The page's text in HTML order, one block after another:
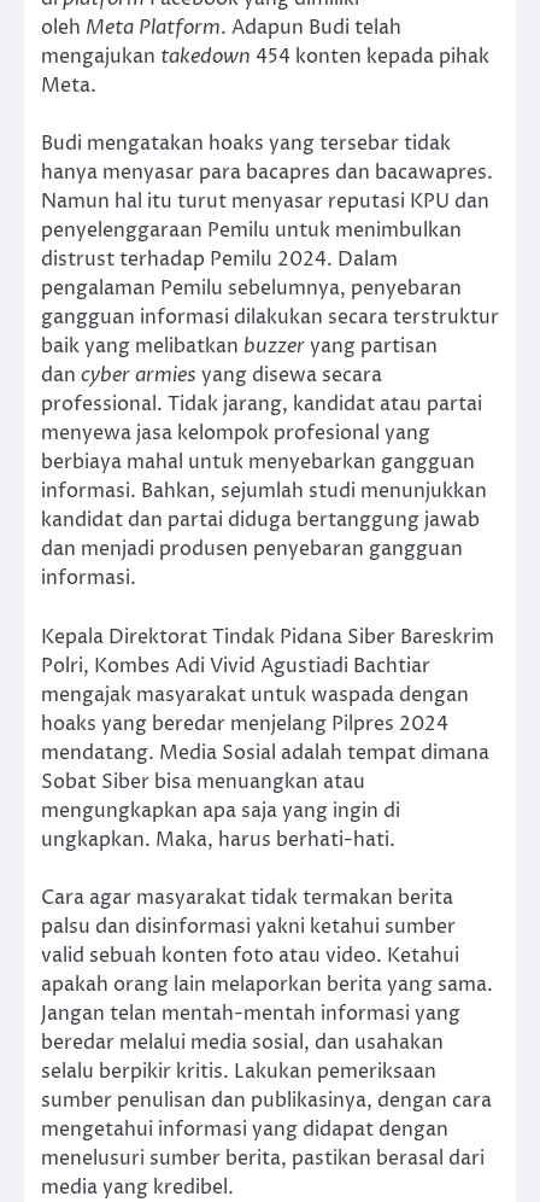
oleh Meta Platform. Adapun Budi telah
mengajukan takedown 454 konten kepada pihak
Meta.
Budi mengatakan hoaks yang tersebar tidak
hanya menyasar para bacapres dan bacawapres.
Namun hal itu turut menyasar reputasi KPU dan
penyelenggaraan Pemilu untuk menimbulkan
distrust terhadap Pemilu 2024. Dalam
pengalaman Pemilu sebelumnya, penyebaran
gangguan informasi dilakukan secara terstruktur
baik yang melibatkan buzzeryang partisan
dan cyber armies yang disewa secara
professional. Tidak jarang, kandidat atau partai
menyewa jasa kelompok profesional yang
berbiaya mahal untuk menyebarkan gangguan
informasi. Bahkan, sejumlah studi menunjukkan
kandidat dan partai diduga bertanggung jawab
dan menjadi produsen penyebaran gangguan
informasi.
Kepala Direktorat Tindak Pidana Siber Bareskrim
Polri, Kombes Adi Vivid Agustiadi Bachtiar
mengajak masyarakat untuk waspada dengan
hoaks yang beredar menjelang Pilpres 2024
mendatang. Media Sosial adalah tempat dimana
Sobat Siber bisa menuangkan atau
mengungkapkan apa saja yang ingin di
ungkapkan. Maka, harus berhati-hati.
Cara agar masyarakat tidak termakan berita
palsu dan disinformasi yakni ketahui sumber
valid sebuah konten foto atau video. Ketahui
apakah orang lain melaporkan berita yang sama.
Jangan telan mentah-mentah informasi yang
beredar melalui media sosial, dan usahakan
selalu berpikir kritis. Lakukan pemeriksaan
sumber penulisan dan publikasinya, dengan cara
mengetahui informasi yang didapat dengan
menelusuri sumber berita, pastikan berasal dari
media yang kredibel.